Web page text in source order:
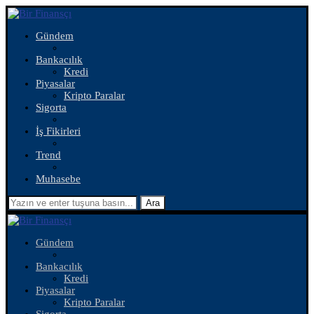
Gündem
Bankacılık
Kredi
Piyasalar
Kripto Paralar
Sigorta
İş Fikirleri
Trend
Muhasebe
Ara
Gündem
Bankacılık
Kredi
Piyasalar
Kripto Paralar